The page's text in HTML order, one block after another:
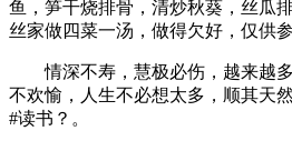
鱼，笋干烧排骨，清炒秋葵，丝瓜
丝家做四菜一汤，做得欠好，仅供参
情深不寿，慧极必伤，越来越多
不欢愉，人生不必想太多，顺其天
#读书？。